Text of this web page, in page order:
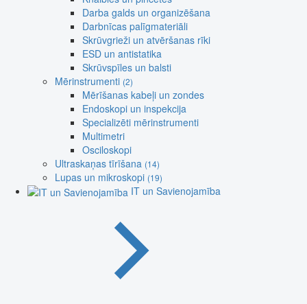
Darba galds un organizēšana
Darbnīcas palīgmateriāli
Skrūvgrieži un atvēršanas rīki
ESD un antistatika
Skrūvspīles un balsti
Mērinstrumenti (2)
Mērīšanas kabeļi un zondes
Endoskopi un inspekcija
Specializēti mērinstrumenti
Multimetri
Osciloskopi
Ultraskaņas tīrīšana (14)
Lupas un mikroskopi (19)
IT un Savienojamība